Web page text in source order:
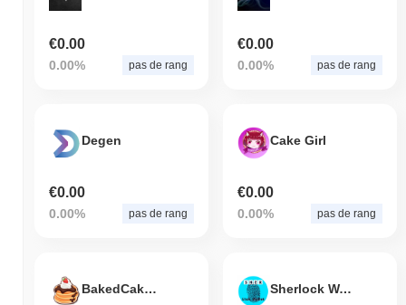
€0.00
0.00% pas de rang
€0.00
0.00% pas de rang
Degen
€0.00
0.00% pas de rang
Cake Girl
€0.00
0.00% pas de rang
BakedCake Finance Sherlock Wallet